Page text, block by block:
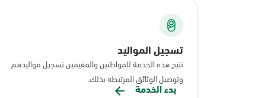
تسجيل المواليد
تتيح هذه الخدمة للمواطنين والمقيمين تسجيل مواليدهم
وتوصيل الوثائق المرتبطة بذلك.
بدء الخدمة